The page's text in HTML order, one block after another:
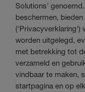
Solutions'
beschermen,
('Privacyverklaring')
worden uitgelegd,
met betrekking tot
verzameld en
vindbaar te maken,
startpagina en op